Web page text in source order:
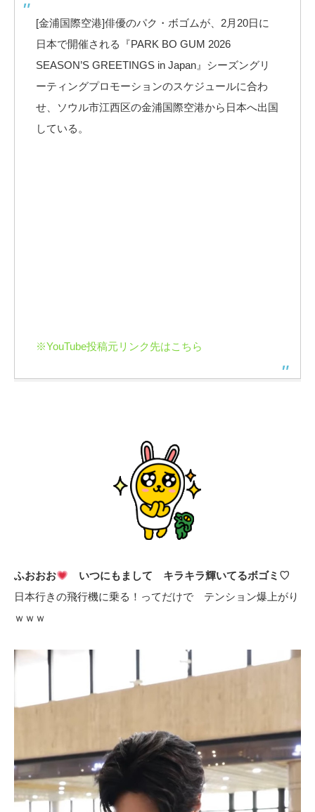
[金浦国際空港]俳優のパク・ボゴムが、2月20日に
日本で開催される『PARK BO GUM 2026
SEASON’S GREETINGS in Japan』シーズングリ
ーティングプロモーションのスケジュールに合わ
せ、ソウル市江西区の金浦国際空港から日本へ出国
している。
※YouTube投稿元リンク先はこちら
ふおおお
いつにもまして キラキラ輝いてるボゴミ♡
日本行きの飛行機に乗る！ってだけで テンション爆上がり
ｗｗｗ